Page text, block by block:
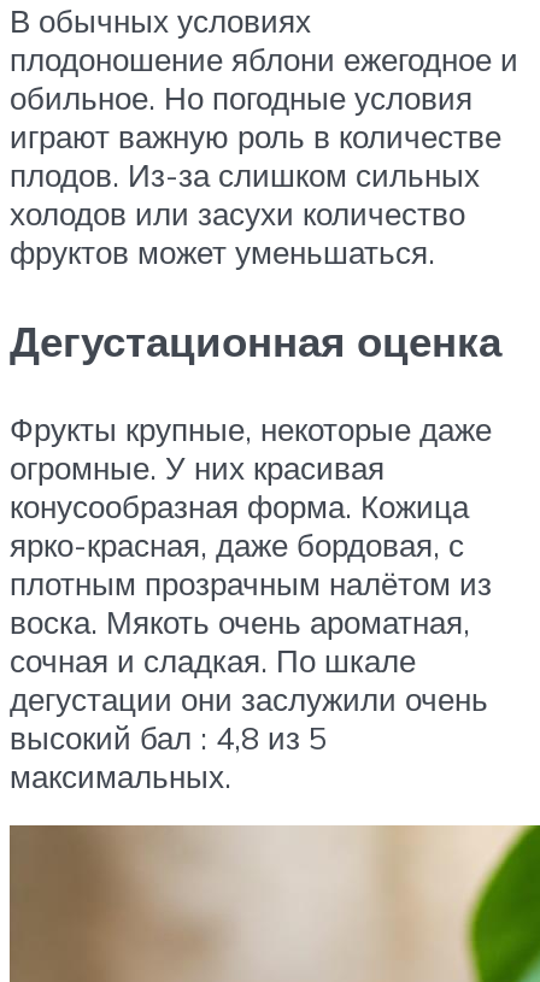
В обычных условиях
плодоношение яблони ежегодное и
обильное. Но погодные условия
играют важную роль в количестве
плодов. Из-за слишком сильных
холодов или засухи количество
фруктов может уменьшаться.
Дегустационная оценка
Фрукты крупные, некоторые даже
огромные. У них красивая
конусообразная форма. Кожица
ярко-красная, даже бордовая, с
плотным прозрачным налётом из
воска. Мякоть очень ароматная,
сочная и сладкая. По шкале
дегустации они заслужили очень
высокий бал : 4,8 из 5
максимальных.